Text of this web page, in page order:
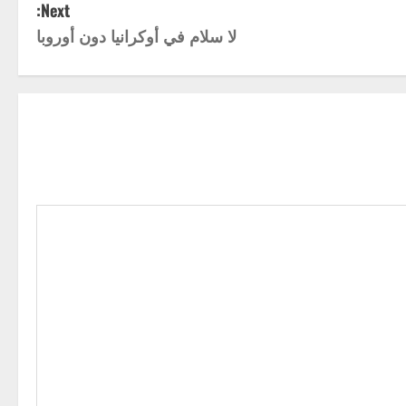
Next:
لا سلام في أوكرانيا دون أوروبا